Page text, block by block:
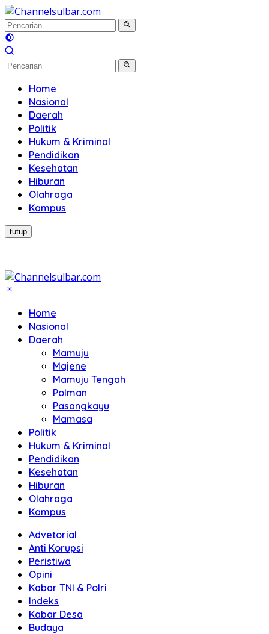
Langsung
ke
konten
Home
Nasional
Daerah
Politik
Hukum & Kriminal
Pendidikan
Kesehatan
Hiburan
Olahraga
Kampus
tutup
Home
Nasional
Daerah
Mamuju
Majene
Mamuju Tengah
Polman
Pasangkayu
Mamasa
Politik
Hukum & Kriminal
Pendidikan
Kesehatan
Hiburan
Olahraga
Kampus
Advetorial
Anti Korupsi
Peristiwa
Opini
Kabar TNI & Polri
Indeks
Kabar Desa
Budaya